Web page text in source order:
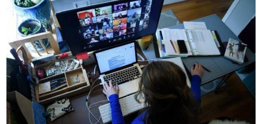
в
н
о
в